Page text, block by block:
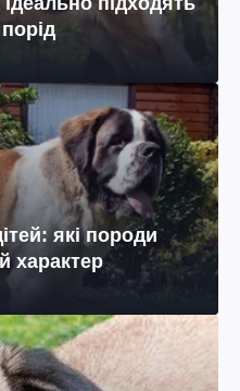
які породи
характер